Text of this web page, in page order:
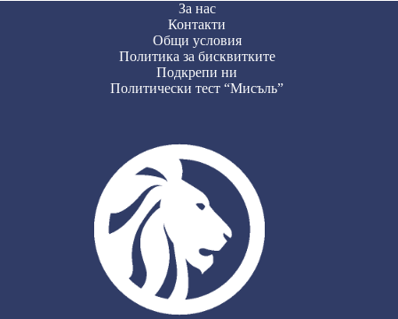
За нас
Контакти
Общи условия
Политика за бисквитките
Подкрепи ни
Политически тест “Мисъль”